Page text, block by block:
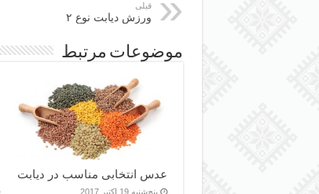
قبلی
ورزش دیابت نوع ۲
موضوعات مرتبط
عدس انتخابی مناسب در دیابت
پنج‌شنبه 19 اکتبر 2017